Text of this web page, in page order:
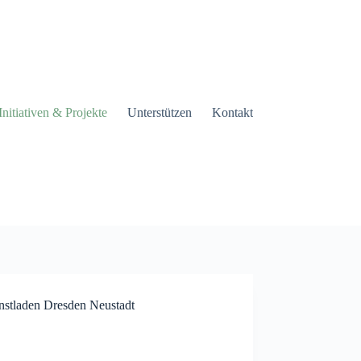
& Projekte Unterstützen Kontakt
Dresden Neustadt